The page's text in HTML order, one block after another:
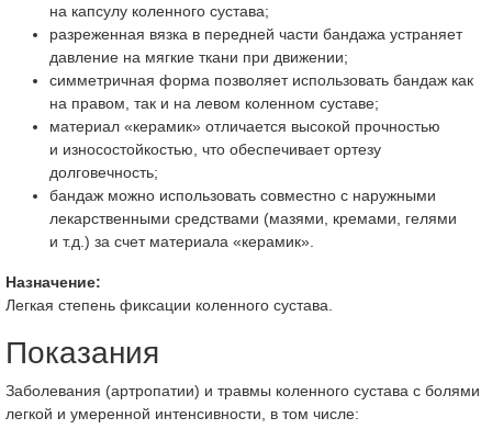
на капсулу коленного сустава;
разреженная вязка в передней части бандажа устраняет
давление на мягкие ткани при движении;
симметричная форма позволяет использовать бандаж как
на правом, так и на левом коленном суставе;
материал «керамик» отличается высокой прочностью
и износостойкостью, что обеспечивает ортезу
долговечность;
бандаж можно использовать совместно с наружными
лекарственными средствами (мазями, кремами, гелями
и т.д.) за счет материала «керамик».
Назначение:
Легкая степень фиксации коленного сустава.
Показания
Заболевания (артропатии) и травмы коленного сустава с болями
легкой и умеренной интенсивности, в том числе: